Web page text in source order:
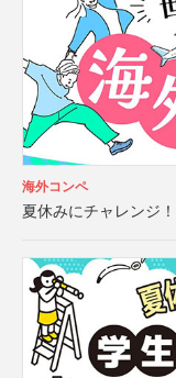
海外コンペ
夏休みにチャレンジ